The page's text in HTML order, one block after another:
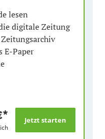
lesen
digitale Zeitung
E-Paper
*